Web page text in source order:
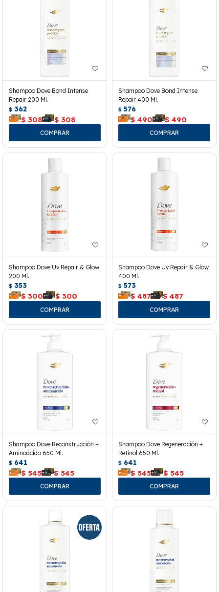
Shampoo Dove Bond Intense
Repair 200 Ml.
$ 362
$ 308 $ 308
Shampoo Dove Bond Intense
Repair 400 Ml.
$ 576
$ 490 $ 490
Shampoo Dove Uv Repair & Glow
200 Ml.
$ 353
$ 300 $ 300
Shampoo Dove Uv Repair & Glow
400 Ml.
$ 573
$ 487 $ 487
Shampoo Dove Reconstrucción +
Aminoácido 650 Ml.
$ 641
$ 545 $ 545
Shampoo Dove Regeneración +
Retinol 650 Ml.
$ 641
$ 545 $ 545